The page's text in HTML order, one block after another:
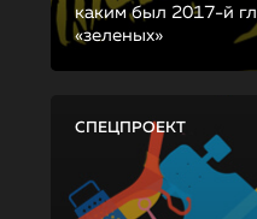
каким был 2017-й
«зеленых»
СПЕЦПРОЕКТ